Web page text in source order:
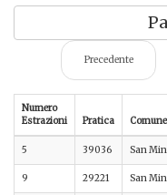
Precedente
Numero
Estrazioni
Pratica Comune
5 39036 San
9 29221 San